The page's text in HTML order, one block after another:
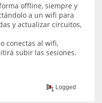
offline, siempre y
a un wifi para
y actualizar circuitos,
conectas al wifi,
subir las sesiones.
Logged